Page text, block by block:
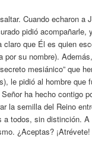
Cuando echaron a
pidió acompañarle,
claro que Él es quien
por su nombre).
mesiánico” que
le pidió al hombre que
ha hecho contigo
la semilla del Reino
a todos, sin distinción.
¿Aceptas? ¡Atrévete!